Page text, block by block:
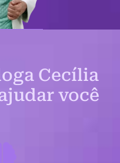
Cecília
você